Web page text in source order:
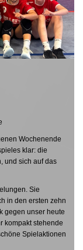
Wochenende
klar: die
und sich auf das
Sie
in den ersten zehn
gegen unser heute
kompakt stehende
Spielaktionen